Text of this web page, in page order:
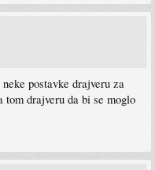
postavke drajveru za
tom drajveru da bi se moglo